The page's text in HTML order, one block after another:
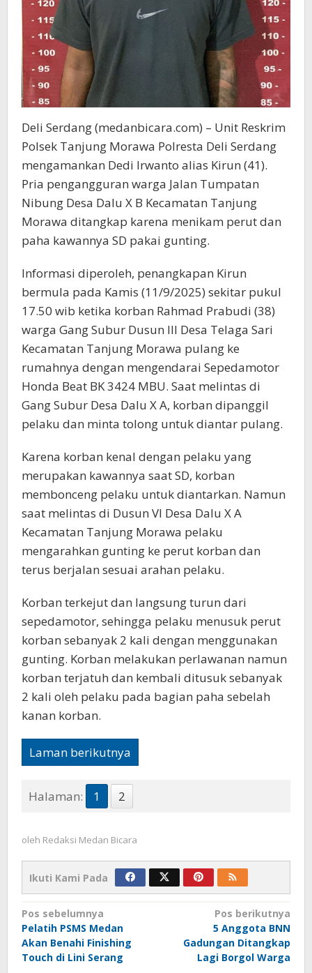
Deli Serdang (medanbicara.com) – Unit Reskrim
Polsek Tanjung Morawa Polresta Deli Serdang
mengamankan Dedi Irwanto alias Kirun (41).
Pria pengangguran warga Jalan Tumpatan
Nibung Desa Dalu X B Kecamatan Tanjung
Morawa ditangkap karena menikam perut dan
paha kawannya SD pakai gunting.
Informasi diperoleh, penangkapan Kirun
bermula pada Kamis (11/9/2025) sekitar pukul
17.50 wib ketika korban Rahmad Prabudi (38)
warga Gang Subur Dusun III Desa Telaga Sari
Kecamatan Tanjung Morawa pulang ke
rumahnya dengan mengendarai Sepedamotor
Honda Beat BK 3424 MBU. Saat melintas di
Gang Subur Desa Dalu X A, korban dipanggil
pelaku dan minta tolong untuk diantar pulang.
Karena korban kenal dengan pelaku yang
merupakan kawannya saat SD, korban
membonceng pelaku untuk diantarkan. Namun
saat melintas di Dusun VI Desa Dalu X A
Kecamatan Tanjung Morawa pelaku
mengarahkan gunting ke perut korban dan
terus berjalan sesuai arahan pelaku.
Korban terkejut dan langsung turun dari
sepedamotor, sehingga pelaku menusuk perut
korban sebanyak 2 kali dengan menggunakan
gunting. Korban melakukan perlawanan namun
korban terjatuh dan kembali ditusuk sebanyak
2 kali oleh pelaku pada bagian paha sebelah
kanan korban.
Laman berikutnya
Halaman: 1 2
oleh Redaksi Medan Bicara
Ikuti Kami Pada
Navigasi
pos
Pos sebelumnya
Pelatih PSMS Medan
Akan Benahi Finishing
Touch di Lini Serang
Pos berikutnya
5 Anggota BNN
Gadungan Ditangkap
Lagi Borgol Warga